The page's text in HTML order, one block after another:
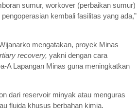
sumur, workover (perbaikan sumur)
kembali fasilitas yang ada,”
mengatakan, proyek Minas
recovery, yakni dengan cara
A Lapangan Minas guna meningkatkan
dari reservoir minyak atau menguras
fluida khusus berbahan kimia.